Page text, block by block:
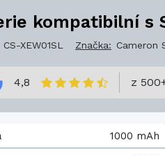
kompatibilní s
CS-XEW01SL Značka: Cameron
4,8 z
1000 mAh